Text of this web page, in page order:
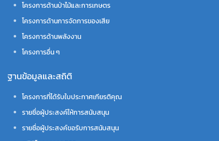
โครงการด้านป่าไม้และการเกษตร
โครงการด้านการจัดการของเสีย
โครงการด้านพลังงาน
โครงการอื่น ๆ
ฐานข้อมูลและสถิติ
โครงการที่ได้รับใบประกาศเกียรติคุณ
รายชื่อผู้ประสงค์ให้การสนับสนุน
รายชื่อผู้ประสงค์ขอรับการสนับสนุน